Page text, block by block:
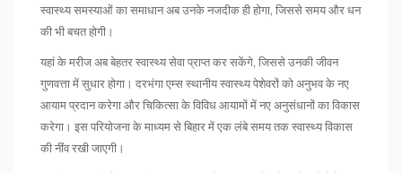
स्वास्थ्य समस्याओं का समाधान अब उनके नजदीक ही होगा, जिससे समय और धन
की भी बचत होगी।
यहां के मरीज अब बेहतर स्वास्थ्य सेवा प्राप्त कर सकेंगे, जिससे उनकी जीवन
गुणवत्ता में सुधार होगा। दरभंगा एम्स स्थानीय स्वास्थ्य पेशेवरों को अनुभव के नए
आयाम प्रदान करेगा और चिकित्सा के विविध आयामों में नए अनुसंधानों का विकास
करेगा। इस परियोजना के माध्यम से बिहार में एक लंबे समय तक स्वास्थ्य विकास
की नींव रखी जाएगी।